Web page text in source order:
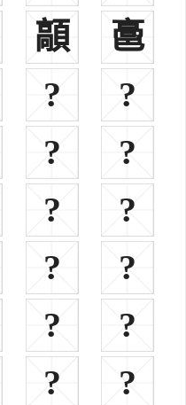
期，台湾土著曾被迫姓日本
、汤浅等姓者，1945年台湾光
左监门卫大将军，安东都护擒
：高崇德、高崇礼、高崇文
和歌。后因在筑内暗藏铅块扑
史载高顺为人清白有威严，不
“陷阵营”。
䯪
䯩
?
?
?
?
?
?
?
?
?
?
? ?